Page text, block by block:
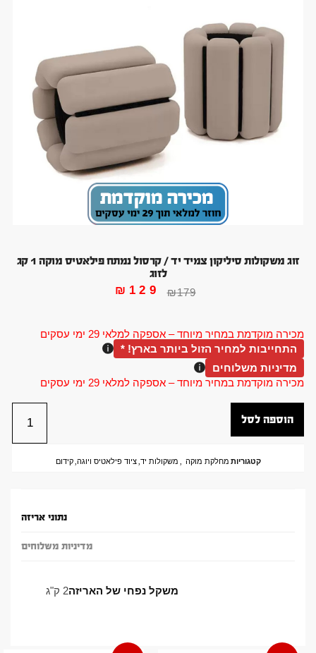
מכירה מוקדמת במחיר מיוחד – אספקה למלאי 29 ימי עסקים
זוג משקולות סיליקון צמיד יד / קרסול נמתח פילאטיס מוקה 1 קג
לזוג
₪179
₪ 129
התחייבות למחיר הזול ביותר בארץ! *
מדיניות משלוחים
מכירה מוקדמת במחיר מיוחד – אספקה למלאי 29 ימי עסקים
הוספה לסל
קטגוריות מחלקת מוקה , משקולות יד,ציוד פילאטיס ויוגה,קידום
נתוני אריזה
מדיניות משלוחים
משקל נפחי של האריזה2 ק"ג